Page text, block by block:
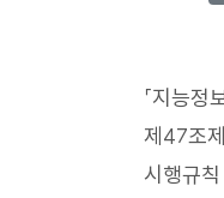
「지능정
제47조
시행규